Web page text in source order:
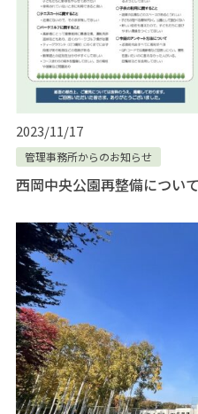
2023/11/17
管理事務所からのお知らせ
西岡中央公園再整備について